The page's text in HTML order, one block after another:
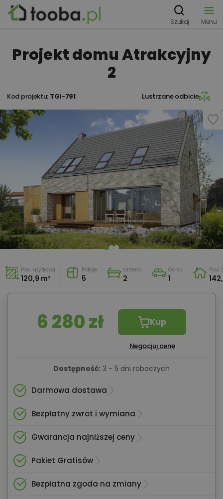
Szukaj Menu
Projekt domu Atrakcyjny
2
Kod projektu: TGI-791 Lustrzane odbicie
Pow. użytkowa
120,9 m²
Pokoje
5
Łazienki
2
Garaż
1
Pow.
6 280 zł Kup
Negocjuj cenę
Dostępność: 3 - 5 dni roboczych
Darmowa dostawa
Bezpłatny zwrot i wymiana
Gwarancja najniższej ceny
Pakiet Gratisów
Bezpłatna zgoda na zmiany